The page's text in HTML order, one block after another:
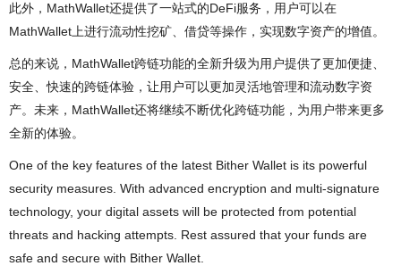
此外，MathWallet还提供了一站式的DeFi服务，用户可以在
MathWallet上进行流动性挖矿、借贷等操作，实现数字资产的增值。
总的来说，MathWallet跨链功能的全新升级为用户提供了更加便捷、
安全、快速的跨链体验，让用户可以更加灵活地管理和流动数字资
产。未来，MathWallet还将继续不断优化跨链功能，为用户带来更多
全新的体验。
One of the key features of the latest Bither Wallet is its powerful
security measures. With advanced encryption and multi-signature
technology, your digital assets will be protected from potential
threats and hacking attempts. Rest assured that your funds are
safe and secure with Bither Wallet.